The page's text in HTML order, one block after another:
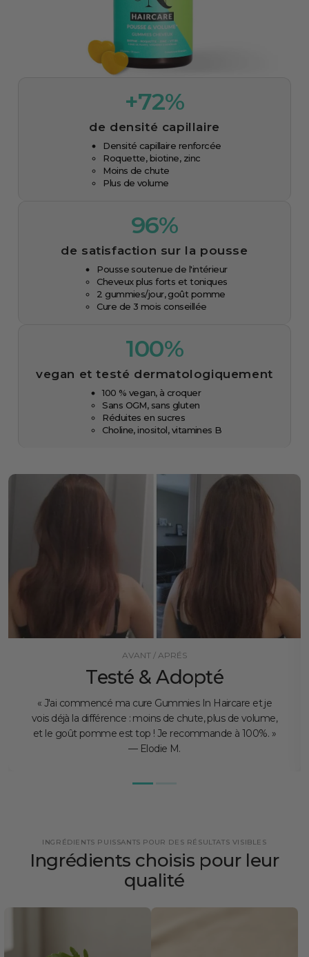
96%
de satisfaction sur la pousse
Pousse soutenue de l'intérieur
Cheveux plus forts et toniques
2 gummies/jour, goût pomme
Cure de 3 mois conseillée
+72%
de densité capillaire
Densité capillaire renforcée
Roquette, biotine, zinc
Moins de chute
Plus de volume
100%
vegan et testé dermatologiquement
100 % vegan, à croquer
Sans OGM, sans gluten
Réduites en sucres
Choline, inositol, vitamines B
AVANT / APRÉS
Testé & Adopté
« J'ai commencé ma cure Gummies In Haircare et je
vois déjà la différence : moins de chute, plus de volume,
et le goût pomme est top ! Je recommande à 100%. »
— Elodie M.
INGRÉDIENTS PUISSANTS POUR DES RÉSULTATS VISIBLES
Ingrédients choisis pour leur
qualité